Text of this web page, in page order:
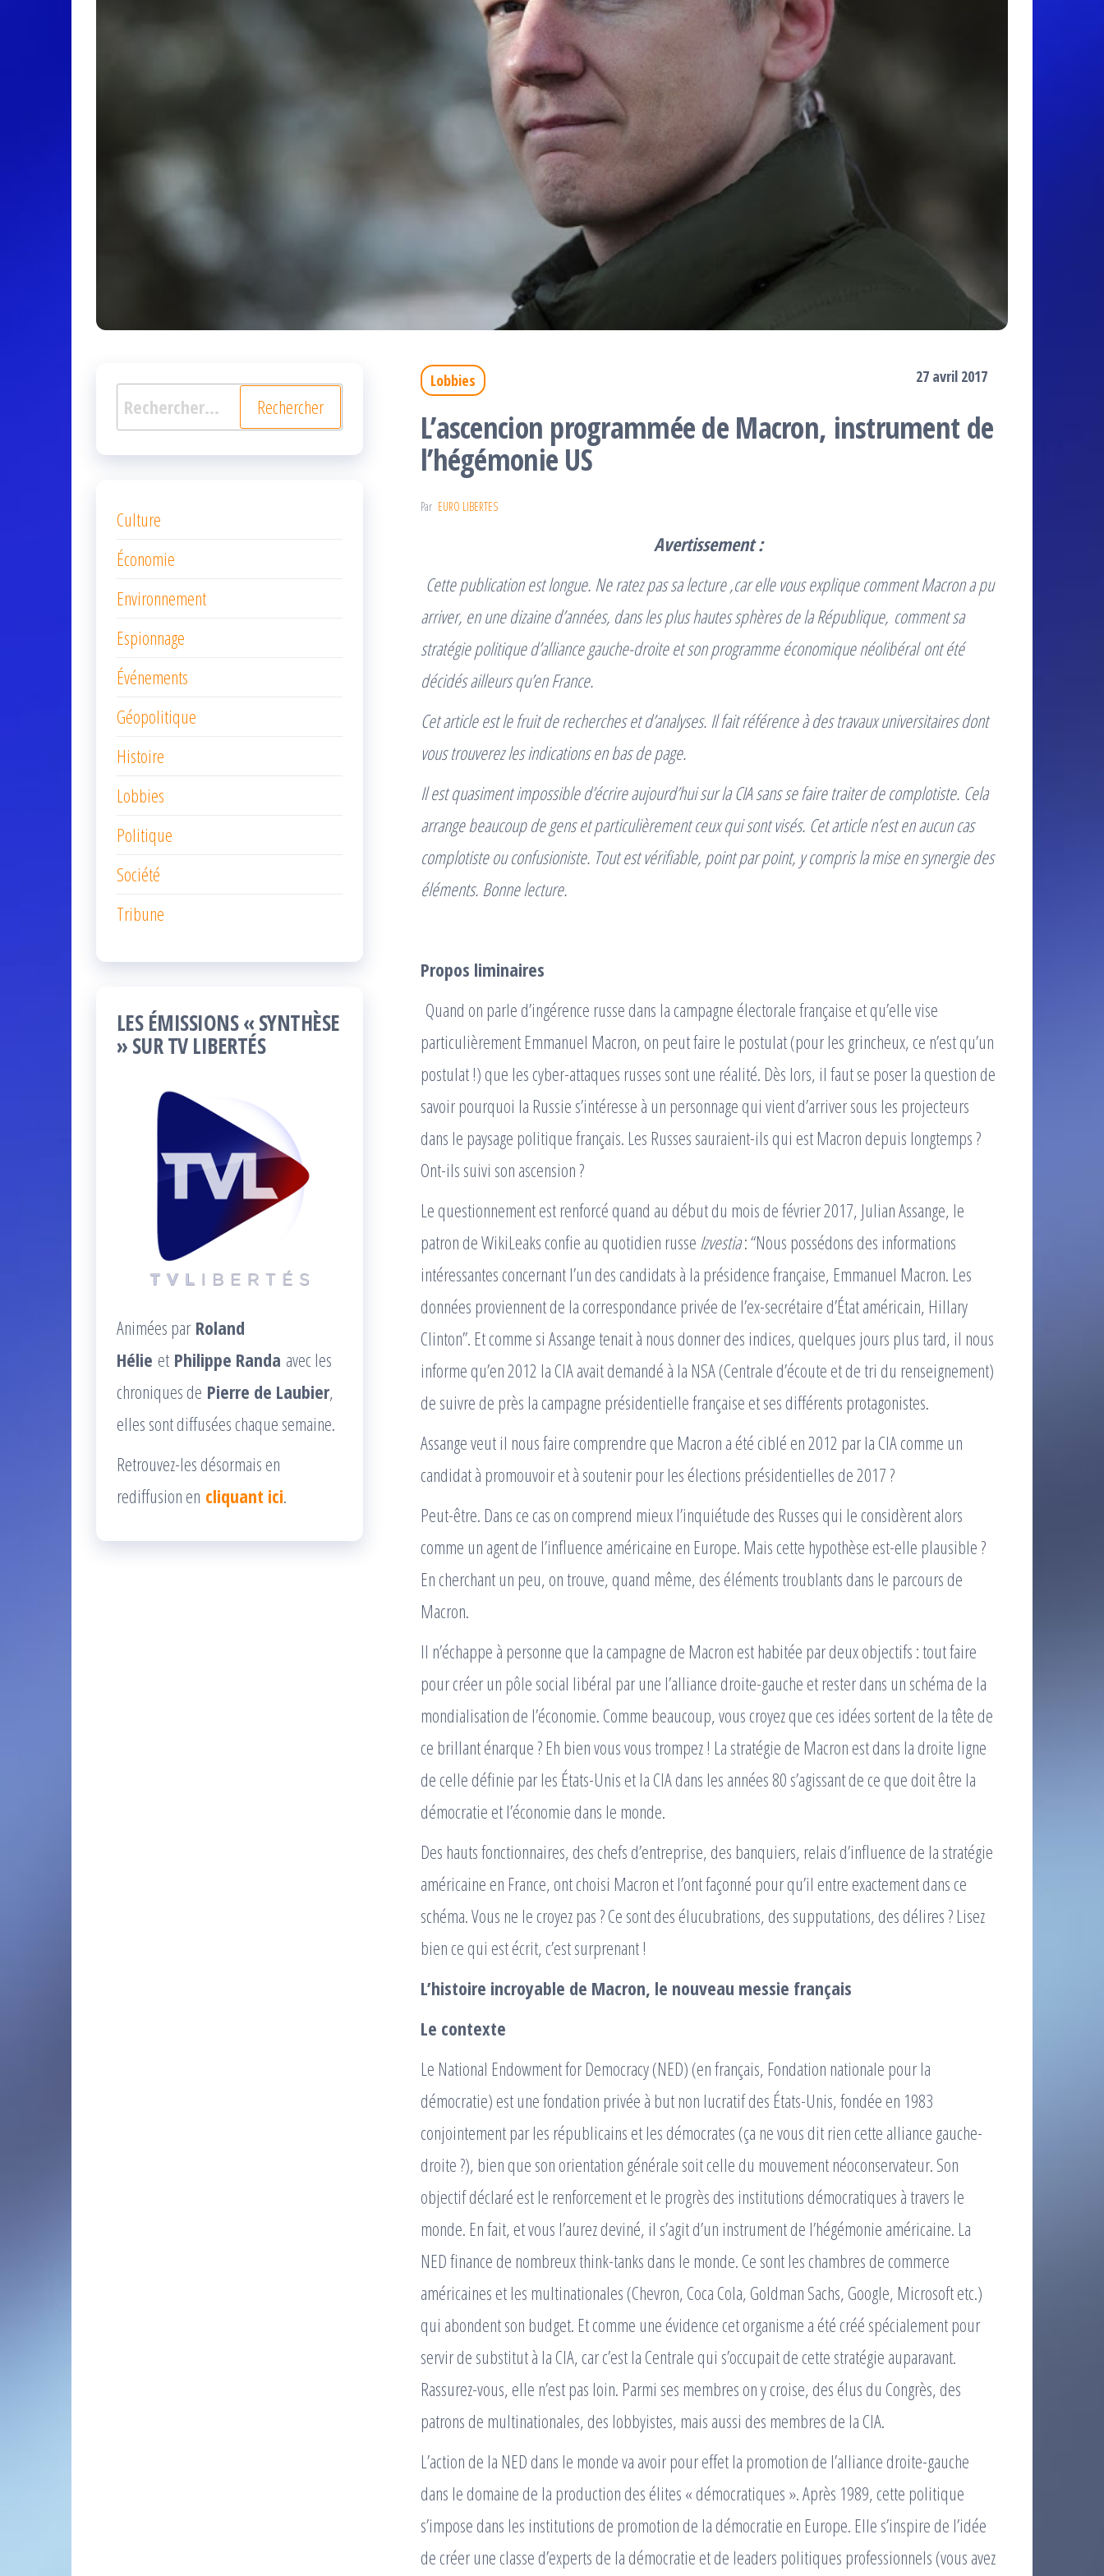
Lobbies 27 avril 2017
L’ascencion programmée de Macron, instrument de
l’hégémonie US
Par EURO LIBERTES
Avertissement:
Cette publication est longue. Ne ratez pas sa lecture ,car elle vous explique comment Macron a pu
arriver, en une dizaine d’années, dans les plus hautes sphères de la République, comment sa
stratégie politique d’alliance gauche-droite et son programme économique néolibéralont été
décidés ailleurs qu’en France.
Cet article est le fruit de recherches et d’analyses. Il fait référence à des travaux universitaires dont
vous trouverez les indications en bas de page.
Il est quasiment impossible d’écrire aujourd’hui sur la CIA sans se faire traiter de complotiste. Cela
arrange beaucoup de gens et particulièrement ceux qui sont visés. Cet article n’est en aucun cas
complotiste ou confusioniste. Tout est vérifiable, point par point, y compris la mise en synergie des
éléments. Bonne lecture.
Propos liminaires
Quand on parle d’ingérence russe dans la campagne électorale française et qu’elle vise
particulièrement Emmanuel Macron, on peut faire le postulat (pour les grincheux, ce n’est qu’un
postulat !) que les cyber-attaques russes sont une réalité. Dès lors, il faut se poser la question de
savoir pourquoi la Russie s’intéresse à un personnage qui vient d’arriver sous les projecteurs
dans le paysage politique français. Les Russes sauraient-ils qui est Macron depuis longtemps ?
Ont-ils suivi son ascension ?
Le questionnement est renforcé quand au début du mois de février 2017, Julian Assange, le
patron de WikiLeaks confie au quotidien russe Izvestia: “Nous possédons des informations
intéressantes concernant l’un des candidats à la présidence française, Emmanuel Macron. Les
données proviennent de la correspondance privée de l’ex-secrétaire d’État américain, Hillary
Clinton”. Et comme si Assange tenait à nous donner des indices, quelques jours plus tard, il nous
informe qu’en 2012 la CIA avait demandé à la NSA (Centrale d’écoute et de tri du renseignement)
de suivre de près la campagne présidentielle française et ses différents protagonistes.
Assange veut il nous faire comprendre que Macron a été ciblé en 2012 par la CIA comme un
candidat à promouvoir et à soutenir pour les élections présidentielles de 2017 ?
Peut-être. Dans ce cas on comprend mieux l’inquiétude des Russes qui le considèrent alors
comme un agent de l’influence américaine en Europe. Mais cette hypothèse est-elle plausible ?
En cherchant un peu, on trouve, quand même, des éléments troublants dans le parcours de
Macron.
Il n’échappe à personne que la campagne de Macron est habitée par deux objectifs : tout faire
pour créer un pôle social libéral par une l’alliance droite-gauche et rester dans un schéma de la
mondialisation de l’économie. Comme beaucoup, vous croyez que ces idées sortent de la tête de
ce brillant énarque ? Eh bien vous vous trompez ! La stratégie de Macron est dans la droite ligne
de celle définie par les États-Unis et la CIA dans les années 80 s’agissant de ce que doit être la
démocratie et l’économie dans le monde.
Des hauts fonctionnaires, des chefs d’entreprise, des banquiers, relais d’influence de la stratégie
américaine en France, ont choisi Macron et l’ont façonné pour qu’il entre exactement dans ce
schéma. Vous ne le croyez pas ? Ce sont des élucubrations, des supputations, des délires ? Lisez
bien ce qui est écrit, c’est surprenant !
L’histoire incroyable de Macron, le nouveau messie français
Le contexte
Le National Endowment for Democracy (NED) (en français, Fondation nationale pour la
démocratie) est une fondation privée à but non lucratif des États-Unis, fondée en 1983
conjointement par les républicains et les démocrates (ça ne vous dit rien cette alliance gauche-
droite ?), bien que son orientation générale soit celle du mouvement néoconservateur. Son
objectif déclaré est le renforcement et le progrès des institutions démocratiques à travers le
monde. En fait, et vous l’aurez deviné, il s’agit d’un instrument de l’hégémonie américaine. La
NED finance de nombreux think-tanks dans le monde. Ce sont les chambres de commerce
américaines et les multinationales (Chevron, Coca Cola, Goldman Sachs, Google, Microsoft etc.)
qui abondent son budget. Et comme une évidence cet organisme a été créé spécialement pour
servir de substitut à la CIA, car c’est la Centrale qui s’occupait de cette stratégie auparavant.
Rassurez-vous, elle n’est pas loin. Parmi ses membres on y croise, des élus du Congrès, des
patrons de multinationales, des lobbyistes, mais aussi des membres de la CIA.
L’action de la NED dans le monde va avoir pour effet la promotion de l’alliance droite-gauche
dans le domaine de la production des élites « démocratiques ». Après 1989, cette politique
s’impose dans les institutions de promotion de la démocratie en Europe. Elle s’inspire de l’idée
de créer une classe d’experts de la démocratie et de leaders politiques professionnels (vous avez
Rechercher :
Culture
Économie
Environnement
Espionnage
Événements
Géopolitique
Histoire
Lobbies
Politique
Société
Tribune
LES ÉMISSIONS « SYNTHÈSE
» SUR TV LIBERTÉS
Animées par Roland
Hélie et Philippe Randa avec les
chroniques de Pierre de Laubier,
elles sont diffusées chaque semaine.
Retrouvez-les désormais en
rediffusion en cliquant ici.